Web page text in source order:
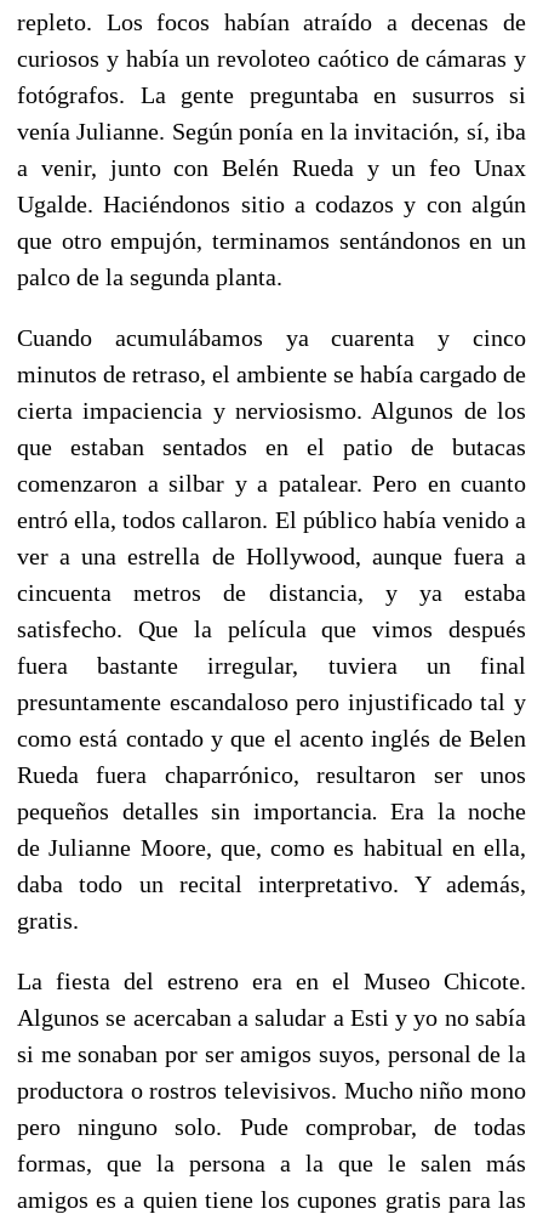
repleto. Los focos habían atraído a decenas de
curiosos y había un revoloteo caótico de cámaras y
fotógrafos. La gente preguntaba en susurros si
venía Julianne. Según ponía en la invitación, sí, iba
a venir, junto con Belén Rueda y un feo Unax
Ugalde. Haciéndonos sitio a codazos y con algún
que otro empujón, terminamos sentándonos en un
palco de la segunda planta.
Cuando acumulábamos ya cuarenta y cinco
minutos de retraso, el ambiente se había cargado de
cierta impaciencia y nerviosismo. Algunos de los
que estaban sentados en el patio de butacas
comenzaron a silbar y a patalear. Pero en cuanto
entró ella, todos callaron. El público había venido a
ver a una estrella de Hollywood, aunque fuera a
cincuenta metros de distancia, y ya estaba
satisfecho. Que la película que vimos después
fuera bastante irregular, tuviera un final
presuntamente escandaloso pero injustificado tal y
como está contado y que el acento inglés de Belen
Rueda fuera chaparrónico, resultaron ser unos
pequeños detalles sin importancia. Era la noche
de Julianne Moore, que, como es habitual en ella,
daba todo un recital interpretativo. Y además,
gratis.
La fiesta del estreno era en el Museo Chicote.
Algunos se acercaban a saludar a Esti y yo no sabía
si me sonaban por ser amigos suyos, personal de la
productora o rostros televisivos. Mucho niño mono
pero ninguno solo. Pude comprobar, de todas
formas, que la persona a la que le salen más
amigos es a quien tiene los cupones gratis para las